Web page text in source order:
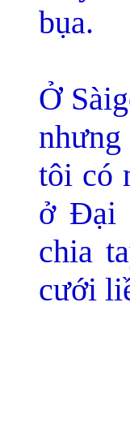
bụa.
Ở
tôi có
ở Đại
chia
cưới